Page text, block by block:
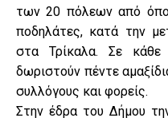
των 20 πόλεων από
ποδηλάτες, κατά την
στα Τρίκαλα. Σε
δωριστούν πέντε
συλλόγους και φορείς.
Στην έδρα του Δήμου